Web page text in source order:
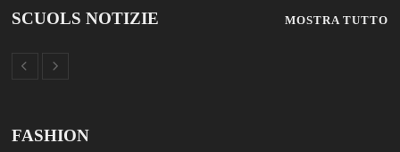
SCUOLS NOTIZIE MOSTRA TUTTO
FASHION